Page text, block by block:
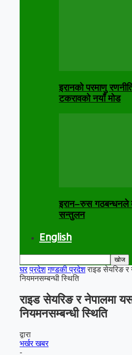
इरानको परमाणु
टकरावको नयाँ मोड
इरान–रुस गठबन्धनले
सन्तुलन
English
घर प्रदेश गण्डकी प्रदेश राइड सेयरिङ
नियमनसम्बन्धी स्थिति
राइड सेयरिङ र नेपालमा
नियमनसम्बन्धी स्थिति
द्वारा
भर्खर खबर
-